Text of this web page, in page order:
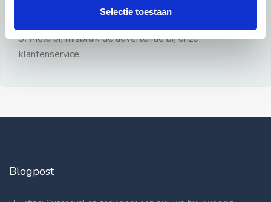
Selectie toestaan
3: Meld bij misbruik de advertentie bij onze
klantenservice.
Blogpost